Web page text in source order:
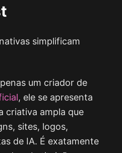
simplificam
um criador de
, ele se apresenta
criativa ampla que
sites, logos,
de IA. É exatamente